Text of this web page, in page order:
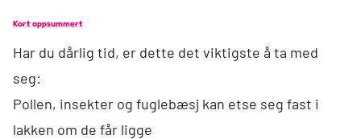
Kort oppsummert
Har du dårlig tid, er dette det viktigste å ta med
seg:
Pollen, insekter og fuglebæsj kan etse seg fast i
lakken om de får ligge